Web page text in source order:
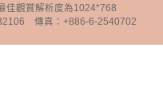
佳觀賞解析度為1024*768
傳真：+886-6-2540702